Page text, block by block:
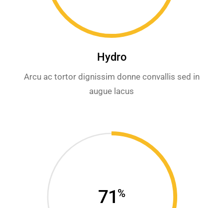
Hydro
Arcu ac tortor dignissim donne convallis sed in
augue lacus
71 %